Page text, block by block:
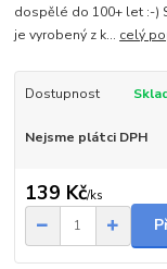
dospělé do 100+ let :-)
je vyrobený z k... celý
Dostupnost
Nejsme plátci DPH
139 Kč/ks